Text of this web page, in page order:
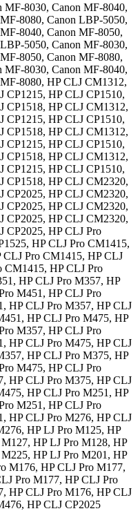
MF-8030, Canon MF-8040,
8080, Canon LBP-5050,
8040, Canon MF-8050,
5050, Canon MF-8030,
8050, Canon MF-8080,
MF-8030, Canon MF-8040,
8080, HP CLJ CM1312,
CP1215, HP CLJ CP1510,
CP1518, HP CLJ CM1312,
CP1215, HP CLJ CP1510,
CP1518, HP CLJ CM1312,
CP1215, HP CLJ CP1510,
CP1518, HP CLJ CM1312,
CP1215, HP CLJ CP1510,
CP1518, HP CLJ CM2320,
CP2025, HP CLJ CM2320,
CP2025, HP CLJ CM2320,
CP2025, HP CLJ CM2320,
CP2025, HP CLJ Pro
HP CLJ Pro CM1415,
CLJ Pro CM1415, HP CLJ
CM1415, HP CLJ Pro
HP CLJ Pro M357, HP
M451, HP CLJ Pro
HP CLJ Pro M357, HP CLJ
HP CLJ Pro M475, HP
M357, HP CLJ Pro
HP CLJ Pro M475, HP CLJ
HP CLJ Pro M375, HP
M475, HP CLJ Pro
HP CLJ Pro M375, HP CLJ
HP CLJ Pro M251, HP
M251, HP CLJ Pro
HP CLJ Pro M276, HP CLJ
HP LJ Pro M125, HP
HP LJ Pro M128, HP
HP LJ Pro M201, HP
M176, HP CLJ Pro M177,
Pro M177, HP CLJ Pro
HP CLJ Pro M176, HP CLJ
HP CLJ CP2025